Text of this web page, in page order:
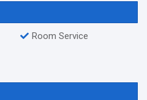
Room Service